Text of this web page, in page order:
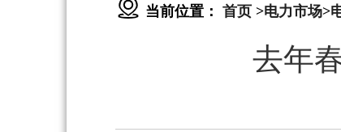
当前位置： 首页 >电力市场>
去年